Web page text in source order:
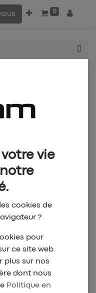
0
vie
cookies de
?
pour
ce site web.
plus sur nos
dont nous
Politique en